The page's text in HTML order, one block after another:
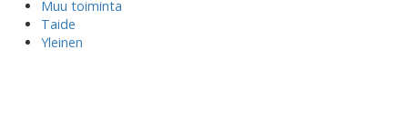
Muu toiminta
Taide
Yleinen